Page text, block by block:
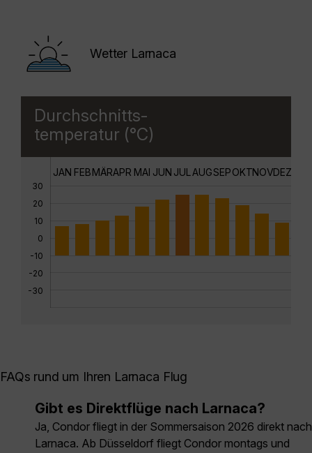
Wetter Larnaca
Durchschnitts-
temperatur (°C)
30
20
10
0
-10
-20
-30
JAN FEBMÄRAPR MAI JUN JUL AUGSEPOKTNOVDEZ
FAQs rund um Ihren Larnaca Flug
Gibt es Direktflüge nach Larnaca?
Ja, Condor fliegt in der Sommersaison 2026 direkt nach
Larnaca. Ab Düsseldorf fliegt Condor montags und